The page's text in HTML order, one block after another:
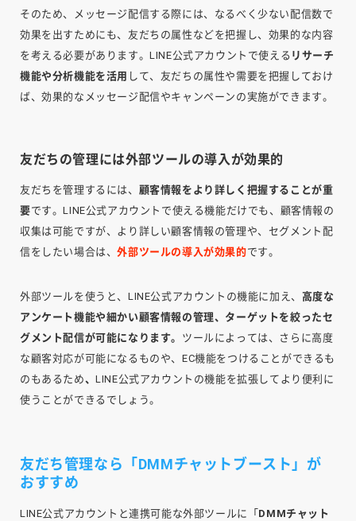
そのため、メッセージ配信する際には、なるべく少ない配信数で
効果を出すためにも、友だちの属性などを把握し、効果的な内容
を考える必要があります。LINE公式アカウントで使える リサーチ
機能や分析機能を活用 して、友だちの属性や需要を把握しておけ
ば、効果的なメッセージ配信やキャンペーンの実施ができます。
友だちの管理には外部ツールの導入が効果的
友だちを管理するには、 顧客情報をより詳しく把握することが重
要です。LINE公式アカウントで使える機能だけでも、顧客情報の
収集は可能ですが、より詳しい顧客情報の管理や、セグメント配
信をしたい場合は、外部ツールの導入が効果的です。
外部ツールを使うと、LINE公式アカウントの機能に加え、 高度な
アンケート機能や細かい顧客情報の管理、ターゲットを絞ったセ
グメント配信が可能になります。 ツールによっては、さらに高度
な顧客対応が可能になるものや、EC機能をつけることができるも
のもあるため、LINE公式アカウントの機能を拡張してより便利に
使うことができるでしょう。
友だち管理なら「DMMチャットブースト」が
おすすめ
LINE公式アカウントと連携可能な外部ツールに「 DMMチャット